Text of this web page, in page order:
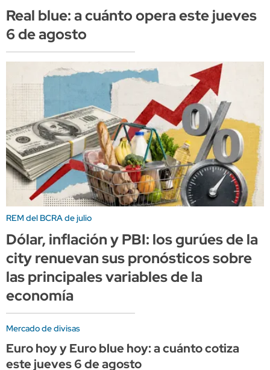
Real blue: a cuánto opera este jueves
6 de agosto
REM del BCRA de julio
Dólar, inflación y PBI: los gurúes de la
city renuevan sus pronósticos sobre
las principales variables de la
economía
Mercado de divisas
Euro hoy y Euro blue hoy: a cuánto cotiza
este jueves 6 de agosto